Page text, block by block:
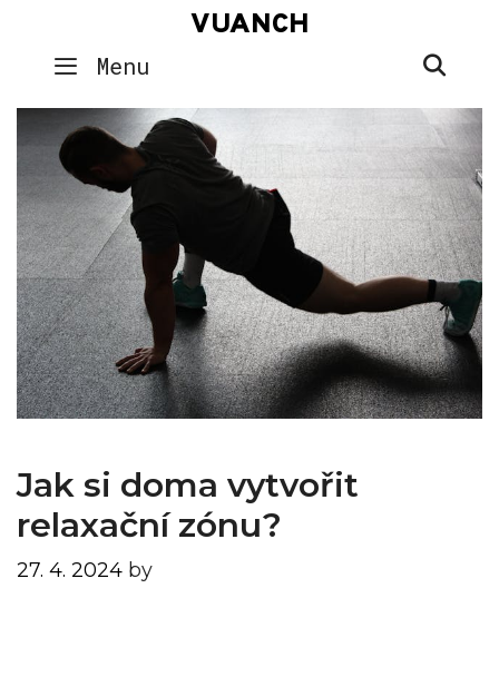
content
VUANCH
Menu
Jak si doma vytvořit
relaxační zónu?
27. 4. 2024 by